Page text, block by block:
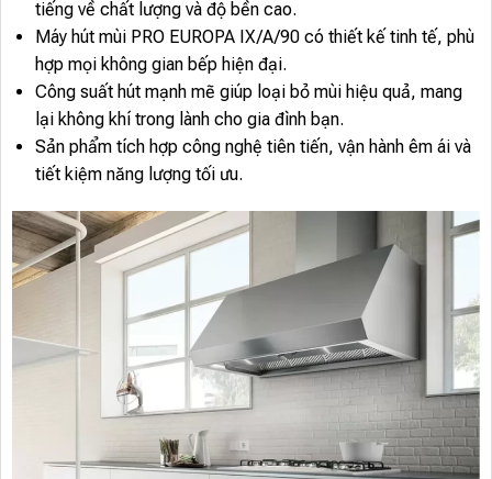
tiếng về chất lượng và độ bền cao.
Máy hút mùi PRO EUROPA IX/A/90 có thiết kế tinh tế, phù
hợp mọi không gian bếp hiện đại.
Công suất hút mạnh mẽ giúp loại bỏ mùi hiệu quả, mang
lại không khí trong lành cho gia đình bạn.
Sản phẩm tích hợp công nghệ tiên tiến, vận hành êm ái và
tiết kiệm năng lượng tối ưu.